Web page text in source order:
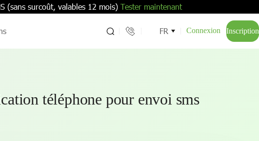
(sans surcoût, valables 12 mois) Tester maintenant
FR Connexion Inscription
téléphone pour envoi sms